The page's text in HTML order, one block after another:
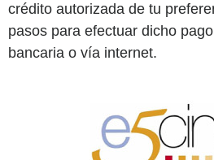
crédito autorizada de tu
pasos para efectuar dicho
bancaria o vía internet.